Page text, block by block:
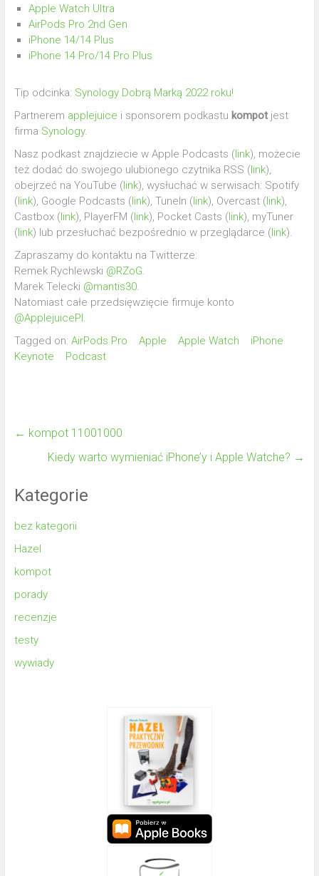
Apple Watch Ultra
AirPods Pro 2nd Gen
iPhone 14/14 Plus
iPhone 14 Pro/14 Pro Plus
Tip odcinka: Synology Dobrą Marką 2022 roku!
Partnerem applejuice i sponsorem podkastu kompotjest
firma Synology.
Nasz podkast znajdziecie w Apple Podcasts (link), możecie
też dodać do swojego ulubionego czytnika RSS (link),
obejrzeć na YouTube (link), wysłuchać w serwisach: Spotify
(link), Google Podcasts (link), TuneIn (link), Overcast (link),
Castbox (link), PlayerFM (link), Pocket Casts (link), myTuner
(link) lub przesłuchać bezpośrednio w przeglądarce (link).
Zapraszamy do kontaktu na Twitterze:
Remek Rychlewski @RZoG.
Marek Telecki @mantis30.
Natomiast całe przedsięwzięcie firmuje konto
@ApplejuicePl.
Tagged on: AirPods Pro Apple Apple Watch
iPhone
Keynote
Podcast
← kompot 11001000
Kiedy warto wymieniać iPhone’y i Apple Watche? →
Kategorie
bez kategorii
Hazel
kompot
porady
recenzje
testy
wywiady